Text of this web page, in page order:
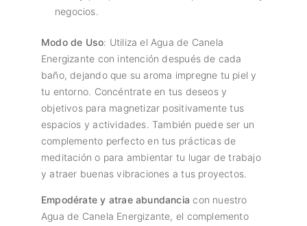
negocios.
Modo de Uso: Utiliza el Agua de Canela
Energizante con intención después de cada
baño, dejando que su aroma impregne tu piel y
tu entorno. Concéntrate en tus deseos y
objetivos para magnetizar positivamente tus
espacios y actividades. También puede ser un
complemento perfecto en tus prácticas de
meditación o para ambientar tu lugar de trabajo
y atraer buenas vibraciones a tus proyectos.
Empodérate y atrae abundancia con nuestro
Agua de Canela Energizante, el complemento